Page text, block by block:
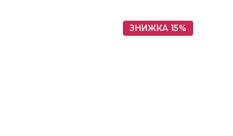
ЗНИЖКА 15%